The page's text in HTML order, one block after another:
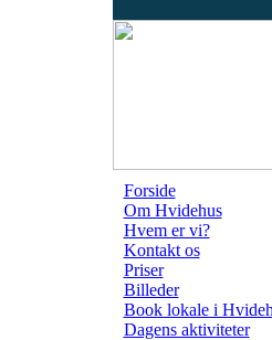
Forside
Om Hvidehus
Hvem er vi?
Kontakt os
Priser
Billeder
Book lokale i
Dagens aktiviteter